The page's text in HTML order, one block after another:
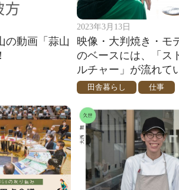
の動画「蒜山
2023年3月13日
映像・大判焼き・モ
のベースには、「ス
ルチャー」が流れて
田舎暮らし 仕事